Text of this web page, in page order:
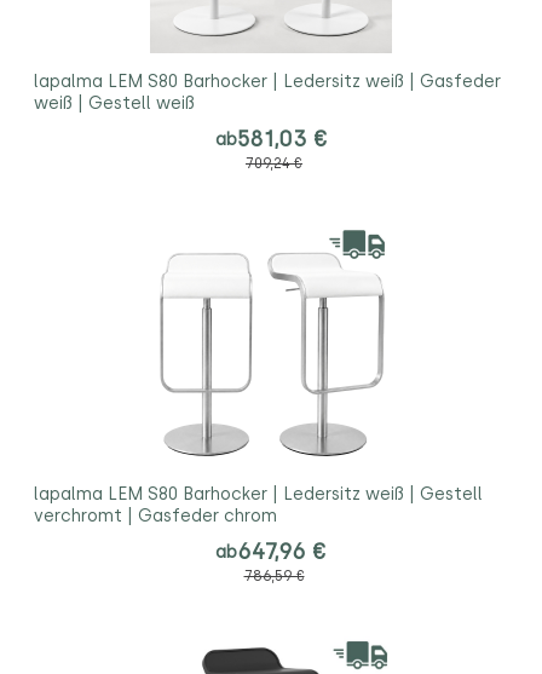
lapalma LEM S80 Barhocker | Ledersitz weiß | Gasfeder
weiß | Gestell weiß
ab581,03 €
709,24 €
lapalma LEM S80 Barhocker | Ledersitz weiß | Gestell
verchromt | Gasfeder chrom
ab647,96 €
786,59 €